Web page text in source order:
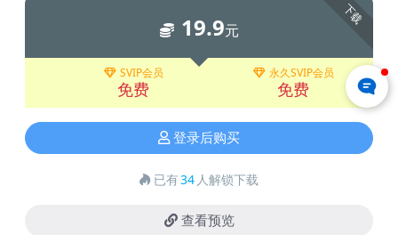
下载
19.9元
SVIP会员
免费
永久SVIP会员
免费
登录后购买
已有34 人解锁下载
查看预览